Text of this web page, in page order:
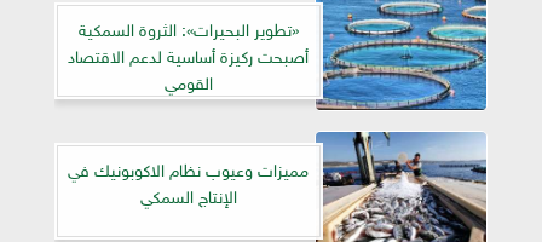
«تطوير البحيرات»: الثروة السمكية
أصبحت ركيزة أساسية لدعم الاقتصاد
القومي
مميزات وعيوب نظام الاكوبونيك في
الإنتاج السمكي